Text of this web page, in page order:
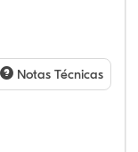
Notas Técnicas